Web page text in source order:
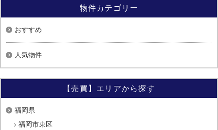
物件カテゴリー
おすすめ
人気物件
【売買】エリアから探す
福岡県
福岡市東区